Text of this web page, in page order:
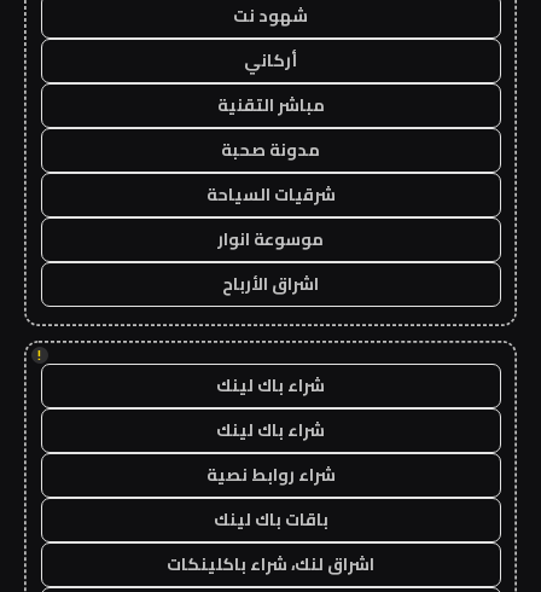
شهود نت
أركاني
مباشر التقنية
مدونة صحبة
شرقيات السياحة
موسوعة انوار
اشراق الأرباح
!
شراء باك لينك
شراء باك لينك
شراء روابط نصية
باقات باك لينك
اشراق لنك، شراء باكلينكات